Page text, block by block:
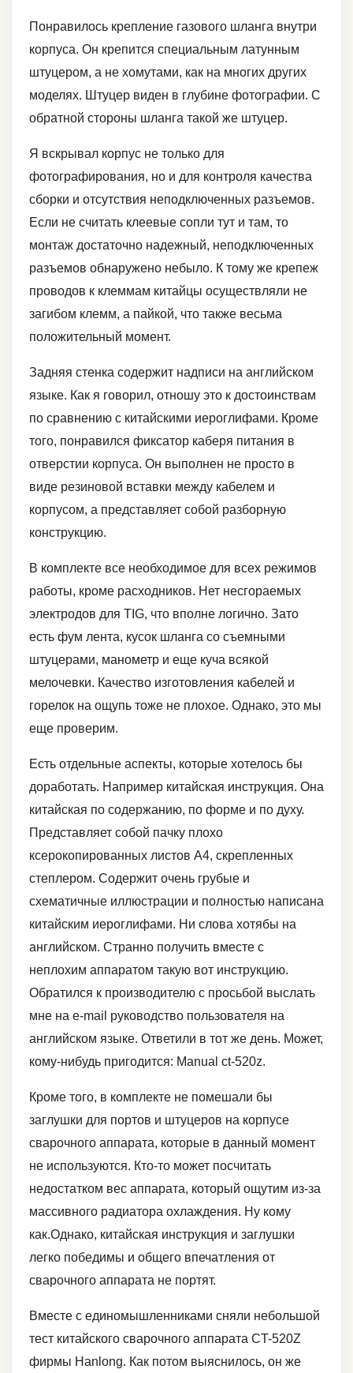
Понравилось крепление газового шланга внутри
корпуса. Он крепится специальным латунным
штуцером, а не хомутами, как на многих других
моделях. Штуцер виден в глубине фотографии. С
обратной стороны шланга такой же штуцер.
Я вскрывал корпус не только для
фотографирования, но и для контроля качества
сборки и отсутствия неподключенных разъемов.
Если не считать клеевые сопли тут и там, то
монтаж достаточно надежный, неподключенных
разъемов обнаружено небыло. К тому же крепеж
проводов к клеммам китайцы осуществляли не
загибом клемм, а пайкой, что также весьма
положительный момент.
Задняя стенка содержит надписи на английском
языке. Как я говорил, отношу это к достоинствам
по сравнению с китайскими иероглифами. Кроме
того, понравился фиксатор каберя питания в
отверстии корпуса. Он выполнен не просто в
виде резиновой вставки между кабелем и
корпусом, а представляет собой разборную
конструкцию.
В комплекте все необходимое для всех режимов
работы, кроме расходников. Нет несгораемых
электродов для TIG, что вполне логично. Зато
есть фум лента, кусок шланга со съемными
штуцерами, манометр и еще куча всякой
мелочевки. Качество изготовления кабелей и
горелок на ощупь тоже не плохое. Однако, это мы
еще проверим.
Есть отдельные аспекты, которые хотелось бы
доработать. Например китайская инструкция. Она
китайская по содержанию, по форме и по духу.
Представляет собой пачку плохо
ксерокопированных листов А4, скрепленных
степлером. Содержит очень грубые и
схематичные иллюстрации и полностью написана
китайским иероглифами. Ни слова хотябы на
английском. Странно получить вместе с
неплохим аппаратом такую вот инструкцию.
Обратился к производителю с просьбой выслать
мне на e-mail руководство пользователя на
английском языке. Ответили в тот же день. Может,
кому-нибудь пригодится: Manual ct-520z.
Кроме того, в комплекте не помешали бы
заглушки для портов и штуцеров на корпусе
сварочного аппарата, которые в данный момент
не используются. Кто-то может посчитать
недостатком вес аппарата, который ощутим из-за
массивного радиатора охлаждения. Ну кому
как.Однако, китайская инструкция и заглушки
легко победимы и общего впечатления от
сварочного аппарата не портят.
Вместе с единомышленниками сняли небольшой
тест китайского сварочного аппарата CT-520Z
фирмы Hanlong. Как потом выяснилось, он же